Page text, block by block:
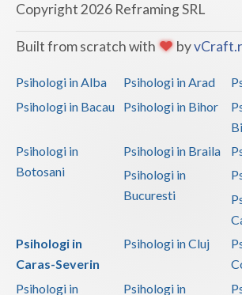
Copyright 2026 Reframing SRL
Built from scratch with by
Psihologi in Alba Psihologi in Arad
Psihologi in Bacau
Psihologi in Bihor
Psihologi in
Botosani
Psihologi in Braila
Psihologi in
Bucuresti
Psihologi in
Caras-Severin
Psihologi in Cluj
Psihologi in
Psihologi in